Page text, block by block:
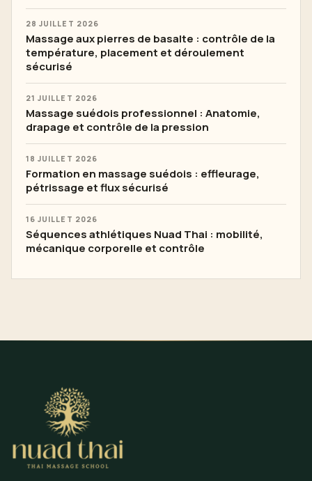
28 JUILLET 2026
Massage aux pierres de basalte : contrôle de la
température, placement et déroulement
sécurisé
21 JUILLET 2026
Massage suédois professionnel : Anatomie,
drapage et contrôle de la pression
18 JUILLET 2026
Formation en massage suédois : effleurage,
pétrissage et flux sécurisé
16 JUILLET 2026
Séquences athlétiques Nuad Thai : mobilité,
mécanique corporelle et contrôle